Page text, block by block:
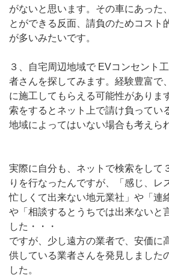
がないと思います。その車にあった
とができる反面、請負のためコスト
が多いみたいです。
３、自宅周辺地域で EVコンセント
者さんを探してみます。経験豊富で
に施工してもらえる可能性がありま
索をするとネット上で請け負ってい
地域によってはいない場合も考えら
実際に自分も、ネットで検索をして
りを行なったんですが、「感じ、レ
忙しくて出来ない地元業社」や「連
や「相談するとうちでは出来ないと
した・・・
ですが、少し遠方の業者で、安価に
供している業者さんを発見しました
した。